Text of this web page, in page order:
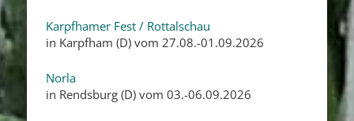
Karpfhamer Fest / Rottalschau
in Karpfham (D) vom 27.08.-01.09.2026
Norla
in Rendsburg (D) vom 03.-06.09.2026